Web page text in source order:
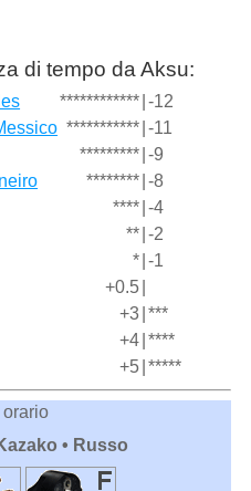
di tempo da Aksu:
************ -12
*********** -11
********* -9
******** -8
**** -4
** -2
* -1
+0.5
+3 ***
+4 ****
+5 *****
• Russo